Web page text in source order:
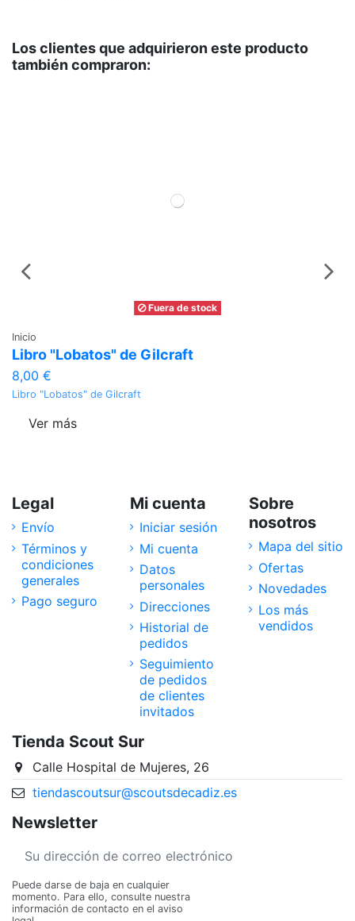
Los clientes que adquirieron este producto
también compraron:
Fuera de stock
Inicio
Libro "Lobatos" de Gilcraft
8,00 €
Libro "Lobatos" de Gilcraft
Ver más
Legal
Envío
Términos y
condiciones
generales
Pago seguro
Mi cuenta
Iniciar sesión
Mi cuenta
Datos
personales
Direcciones
Historial de
pedidos
Seguimiento
de pedidos
de clientes
invitados
Sobre
nosotros
Mapa del sitio
Ofertas
Novedades
Los más
vendidos
Tienda Scout Sur
Calle Hospital de Mujeres, 26
tiendascoutsur@scoutsdecadiz.es
Newsletter
Puede darse de baja en cualquier
momento. Para ello, consulte nuestra
información de contacto en el aviso